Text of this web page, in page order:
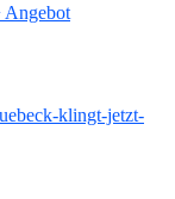
Angebot
klingt-jetzt-